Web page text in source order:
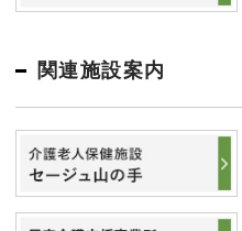
関連施設案内